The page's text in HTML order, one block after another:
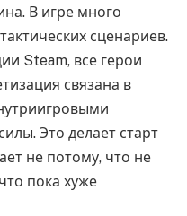
В игре много
сценариев.
Steam, все герои
связана в
Это делает старт
не потому, что не
пока хуже